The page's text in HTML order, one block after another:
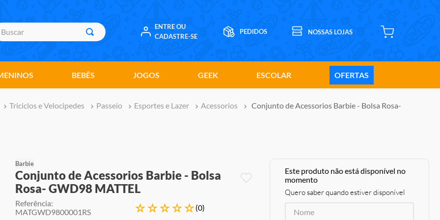
ENTRE OU
CADASTRE-SE
BEBÊS JOGOS GEEK ESCOLAR OFERTAS
Triciclos e Velocipedes Passeio Esportes e Lazer Acessorios
Conjunto de Acessorios Barbie - Bolsa Rosa-
Barbie
Conjunto de Acessorios Barbie - Bolsa
Rosa- GWD98 MATTEL
Referência:
MATGWD9800001RS
☆☆☆☆☆(0)
Este produto não está disponível no
momento
Quero saber quando estiver disponível